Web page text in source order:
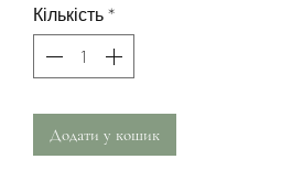
Кількість *
Додати у кошик